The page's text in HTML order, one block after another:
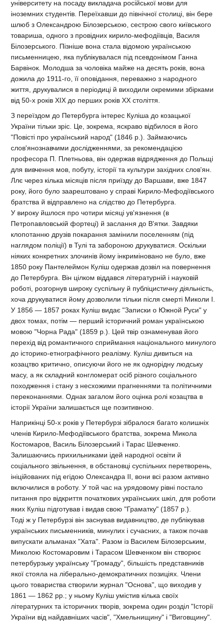
університету на посаду викладача російської мови для
іноземних студентів. Переїхавши до північної столиці, він бере
шлюб з Олександрою Білозерською, сестрою свого київського
товариша, одного з провідних кирило-мефодіївців, Василя
Білозерського. Пізніше вона стала відомою українською
письменницею, яка публікувалася під псевдонімом Ганна
Барвінок. Молодша за чоловіка майже на десять років, вона
дожила до 1911-го, її оповідання, переважно з народного
життя, друкувалися в періодиці й виходили окремими збірками
від 50-х років XIX до перших років XX століття.
З переїздом до Петербурга інтерес Куліша до козацької
України тільки зріс. Це, зокрема, яскраво відбилося в його
"Повісті про український народ" (1846 р.). Займаючись
слов'янознавчими дослідженнями, за рекомендацією
професора П. Плетньова, він одержав відрядження до Польщі
для вивчення мов, побуту, історії та культури західних слов'ян.
Ллє через кілька місяців після приїзду до Варшави, вже 1847
року, його було заарештовано у справі Кирило-Мефодіївського
братства й відправлено на слідство до Петербурга.
У вироку йшлося про чотири місяці ув'язнення (в
Петропавловській фортеці) й заслання до В'ятки. Завдяки
клопотанню друзів покарання замінили поселенням (під
наглядом поліції) в Тулі та забороною друкуватися. Оскільки
ніяких конкретних злочинів йому інкриміновано не було, вже
1850 року Пантелеймон Куліш одержав дозвіл на повернення
до Петербурга. Він цілком віддався літературній і науковій
роботі, розгорнув широку суспільну й публіцистичну діяльність,
хоча друкуватися йому дозволили тільки після смерті Миколи І.
У 1856 — 1857 роках Куліш видає "Записки о Южной Руси" у
двох томах, потім — перший історичний роман українською
мовою "Чорна Рада" (1859 р.). Цей твір ознаменував його
перехід від романтичного сприймання національного минулого
до історико-етнографічного реалізму. Куліш дивиться на
козацтво критично, описуючи його не як однорідну людську
масу, а як складний конгломерат осіб різного соціального
походження і стану з несхожими прагненнями та політичними
переконаннями. Однак загалом його оцінка ролі козацтва в
історії України залишається ще позитивною.
Наприкінці 50-х років у Петербурзі зібралося багато колишніх
членів Кирило-Мефодіївського братства, зокрема Микола
Костомаров, Василь Білозерський і Тарас Шевченко.
Залишаючись прихильниками ідей народної освіти й
соціального звільнення, в обстановці суспільних перетворень,
ініційованих під егідою Олександра II, вони всі разом активно
включилися в роботу. У той час на урядовому рівні постало
питання про відкриття початкових українських шкіл, для роботи
яких Куліш підготував і видав свою "Граматку" (1857 р.).
Тоді ж у Петербурзі він заснував видавництво, де публікував
українських письменників, минулих і сучасних, а також почав
випускати альманах "Хата". Разом із Василем Білозерським,
Миколою Костомаровим і Тарасом Шевченком він створює
петербурзьку українську "Громаду", більшість представників
якої стояла на ліберально-демократичних позиціях. Члени
цього товариства створили журнал "Основа", що виходив у
1861 — 1862 рр.; у ньому Куліш умістив кілька своїх
літературних та історичних творів, зокрема один розділ "Історії
України від найдавніших часів", "Хмельнищину" і "Виговщину".